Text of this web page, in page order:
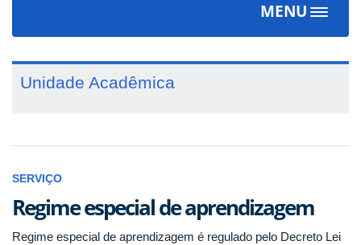
MENU
Toggle
Unidade Acadêmica
SERVIÇO
Regime especial de aprendizagem
Regime especial de aprendizagem é regulado pelo Decreto Lei